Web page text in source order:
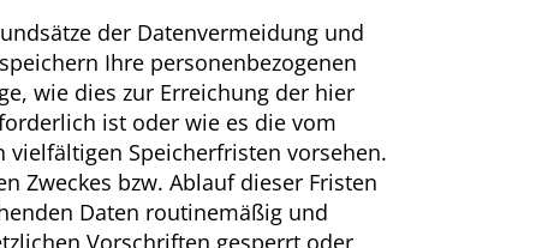
der Datenvermeidung und
Ihre personenbezogenen
wie dies zur Erreichung der hier
ist oder wie es die vom
vielfältigen Speicherfristen vorsehen.
Zweckes bzw. Ablauf dieser Fristen
Daten routinemäßig und
Vorschriften gesperrt oder